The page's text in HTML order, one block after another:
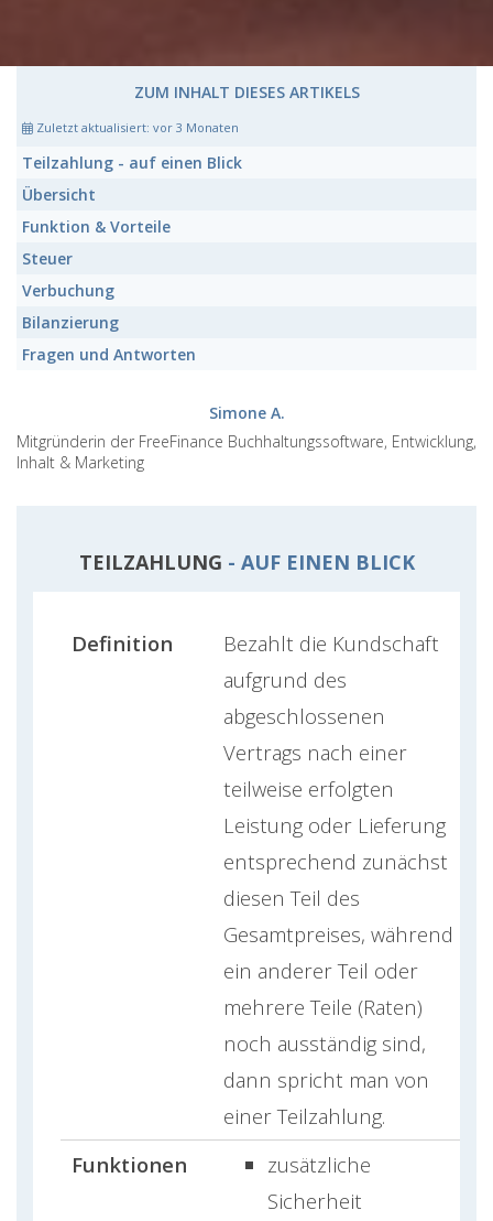
ZUM INHALT DIESES ARTIKELS
Zuletzt aktualisiert: vor 3 Monaten
Teilzahlung - auf einen Blick
Übersicht
Funktion & Vorteile
Steuer
Verbuchung
Bilanzierung
Fragen und Antworten
Simone A.
Mitgründerin der FreeFinance Buchhaltungssoftware, Entwicklung,
Inhalt & Marketing
TEILZAHLUNG - AUF EINEN BLICK
Definition
Bezahlt die Kundschaft
aufgrund des
abgeschlossenen
Vertrags nach einer
teilweise erfolgten
Leistung oder Lieferung
entsprechend zunächst
diesen Teil des
Gesamtpreises, während
ein anderer Teil oder
mehrere Teile (Raten)
noch ausständig sind,
dann spricht man von
einer Teilzahlung.
Funktionen
zusätzliche
Sicherheit